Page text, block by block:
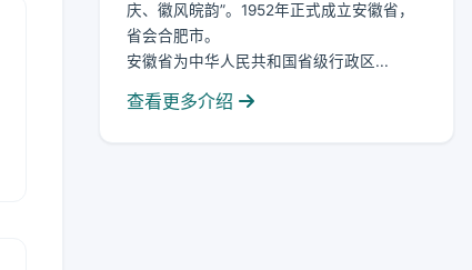
庆、徽风皖韵”。1952年正式成立安徽省，
省会合肥市。
安徽省为中华人民共和国省级行政区...
查看更多介绍